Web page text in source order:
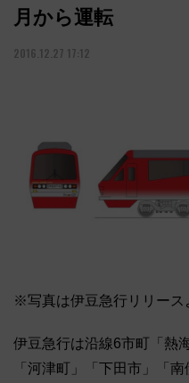
月から運転
2016.12.27 17:12
※写真は伊豆急行リリース
伊豆急行は沿線6市町「熱
「河津町」「下田市」「